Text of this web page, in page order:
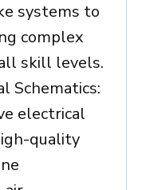
systems to
complex
skill levels.
Schematics:
electrical
quality